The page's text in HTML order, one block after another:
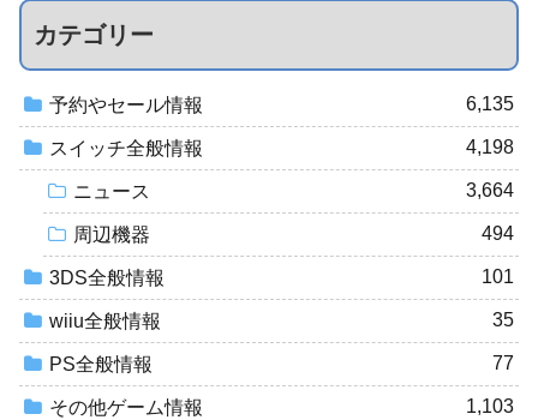
カテゴリー
予約やセール情報 6,135
スイッチ全般情報 4,198
ニュース 3,664
周辺機器 494
3DS全般情報 101
wiiu全般情報 35
PS全般情報 77
その他ゲーム情報 1,103